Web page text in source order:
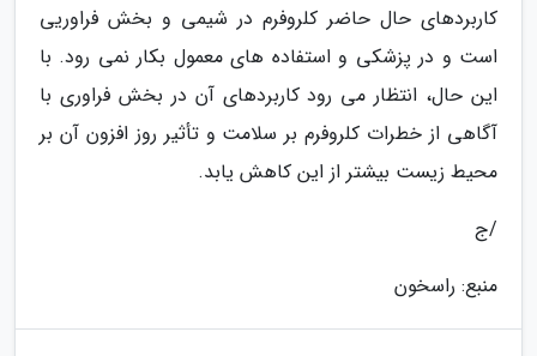
کاربردهای حال حاضر کلروفرم در شیمی و بخش فراوریی
است و در پزشکی و استفاده های معمول بکار نمی رود. با
این حال، انتظار می رود کاربردهای آن در بخش فراوری با
آگاهی از خطرات کلروفرم بر سلامت و تأثیر روز افزون آن بر
محیط زیست بیشتر از این کاهش یابد.
/ج
منبع: راسخون